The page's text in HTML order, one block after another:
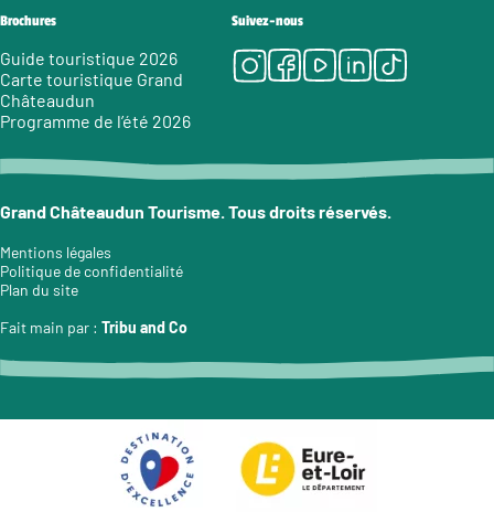
Brochures
Guide touristique 2026
Carte touristique Grand
Châteaudun
Programme de l’été 2026
Suivez-nous
Instagram
Facebook
Youtube
LinkedIn
Tiktok
Grand Châteaudun Tourisme. Tous droits réservés.
Mentions légales
Politique de confidentialité
Plan du site
Fait main par : Tribu and Co